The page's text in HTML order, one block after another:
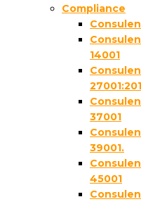
Compliance
14001
37001
39001.
45001